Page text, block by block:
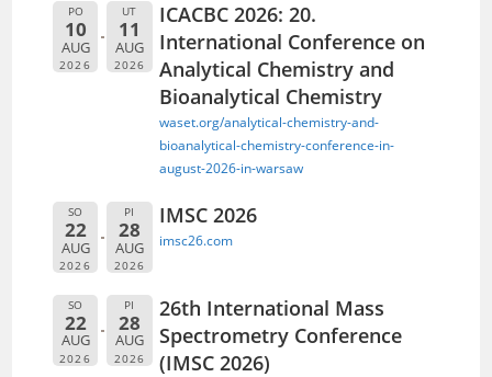
PO
10
AUG
2026
UT
11
AUG
2026
ICACBC 2026: 20.
International Conference on
Analytical Chemistry and
Bioanalytical Chemistry
waset.org/analytical-chemistry-and-
bioanalytical-chemistry-conference-in-
august-2026-in-warsaw
SO
22
AUG
2026
PI
28
AUG
2026
IMSC 2026
imsc26.com
SO
22
AUG
2026
PI
28
AUG
2026
26th International Mass
Spectrometry Conference
(IMSC 2026)